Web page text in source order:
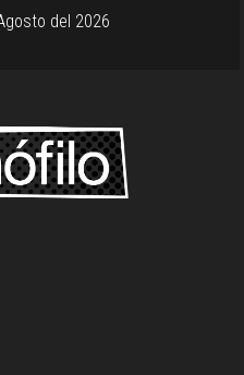
del 2026